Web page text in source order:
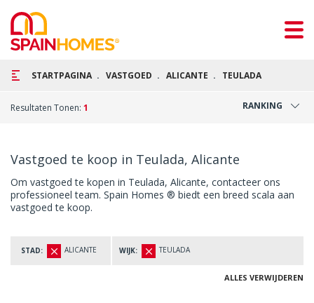
STARTPAGINA VASTGOED ALICANTE TEULADA
RANKING
Resultaten Tonen: 1
Vastgoed te koop in Teulada, Alicante
Om vastgoed te kopen in Teulada, Alicante, contacteer ons
professioneel team. Spain Homes ® biedt een breed scala aan
vastgoed te koop.
STAD: ALICANTE WIJK: TEULADA
ALLES VERWIJDEREN